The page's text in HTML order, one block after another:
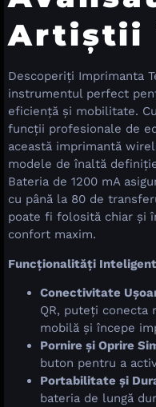
Artiștii
Descoperiți Imprimanta
instrumentul perfect
eficiență și mobilitate.
funcții profesionale de
această imprimantă
modele de înaltă
Bateria de 1200 mA
cu până la 80 de
poate fi folosită chiar și
confort maxim.
Funcționalități
Conectivitate
QR, puteți conecta
mobilă și începe
Pornire și Oprire
buton pentru a
Portabilitate și
bateria de lungă